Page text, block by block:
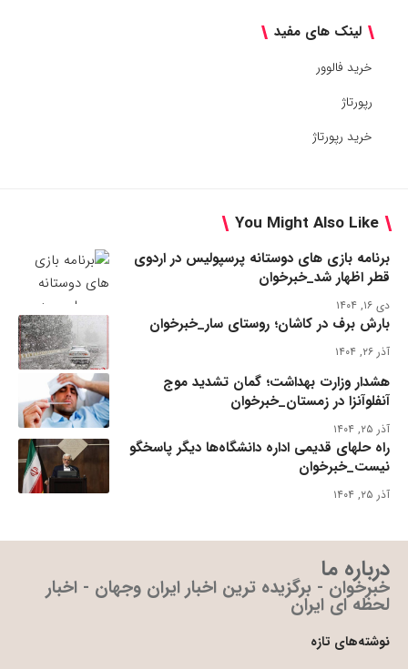
لینک های مفید
خرید فالوور
رپورتاژ
خرید رپورتاژ
You Might Also Like
برنامه بازی های دوستانه پرسپولیس در اردوی
قطر اظهار شد_خبرخوان
دی ۱۶, ۱۴۰۴
بارش برف در کاشان؛ روستای سار_خبرخوان
آذر ۲۶, ۱۴۰۴
هشدار وزارت بهداشت؛ گمان تشدید موج
آنفلوآنزا در زمستان_خبرخوان
آذر ۲۵, ۱۴۰۴
راه حلهای قدیمی اداره دانشگاه‌ها دیگر پاسخگو
نیست_خبرخوان
آذر ۲۵, ۱۴۰۴
درباره ما
خبرخوان - برگزیده ترین اخبار ایران وجهان - اخبار
لحظه ای ایران
نوشته‌های تازه